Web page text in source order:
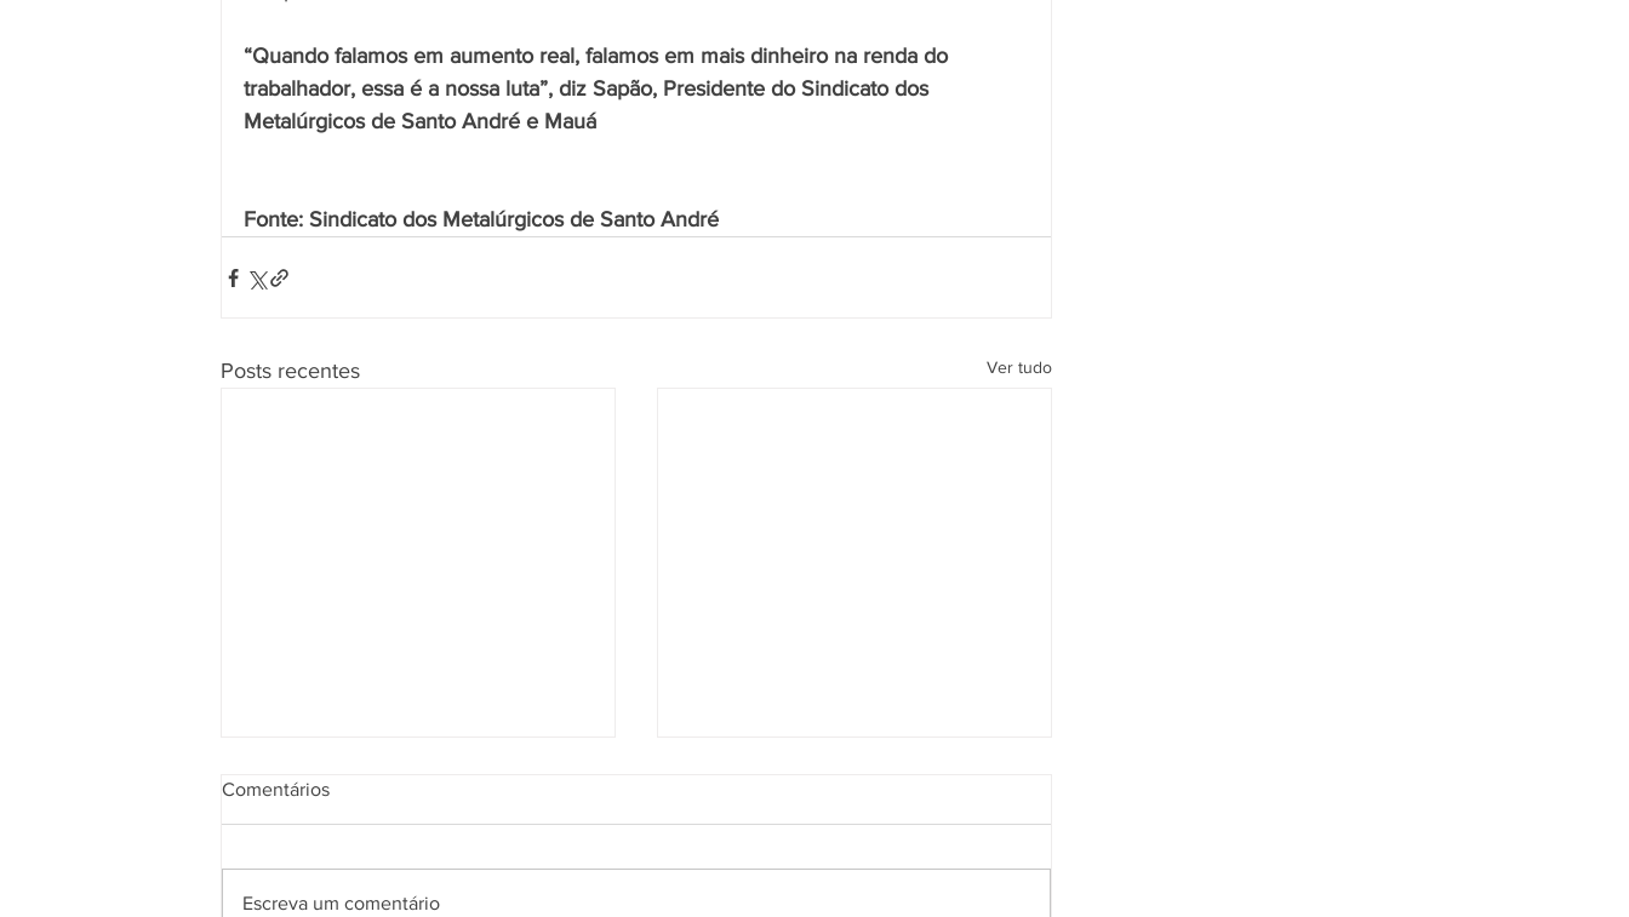
“Quando falamos em aumento real, falamos em mais dinheiro na renda do
trabalhador, essa é a nossa luta”, diz Sapão, Presidente do Sindicato dos
Metalúrgicos de Santo André e Mauá
Fonte: Sindicato dos Metalúrgicos de Santo André
Posts recentes Ver tudo
Comentários
Escreva um comentário